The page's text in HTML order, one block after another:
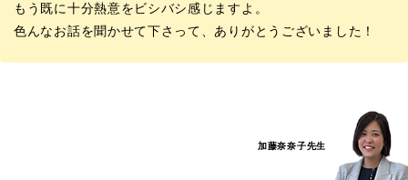
もう既に十分熱意をビシバシ感じますよ。
色んなお話を聞かせて下さって、ありがとうございました！
加藤奈奈子先生